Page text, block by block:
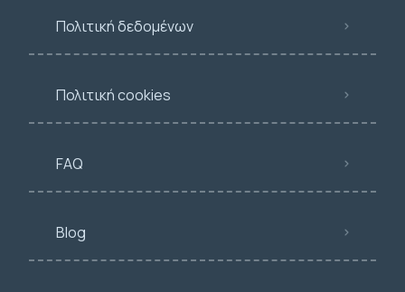
Πολιτική δεδομένων
Πολιτική cookies
FAQ
Blog